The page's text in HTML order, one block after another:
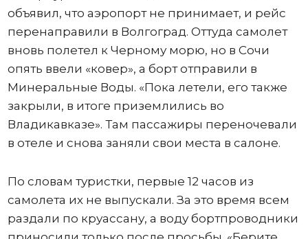
объявил, что аэропорт не принимает, и рейс
перенаправили в Волгоград. Оттуда самолет
вновь полетел к Черному морю, но в Сочи
опять ввели «ковер», а борт отправили в
Минеральные Воды. «Пока летели, его также
закрыли, в итоге приземлились во
Владикавказе». Там пассажиры переночевали
в отеле и снова заняли свои места в салоне.
По словам туристки, первые 12 часов из
самолета их не выпускали. За это время всем
раздали по круассану, а воду бортпроводники